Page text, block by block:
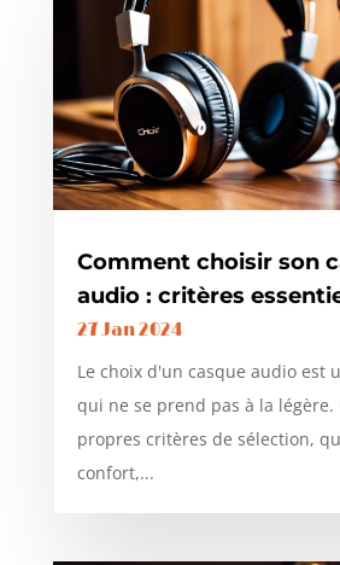
Comment choisir son
audio : critères
27 Jan 2024
Le choix d'un casque audio est
qui ne se prend pas à la légère.
propres critères de sélection,
confort,...